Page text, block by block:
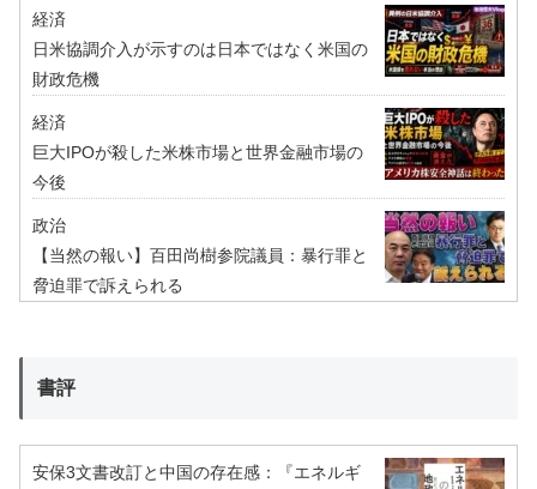
経済
日米協調介入が示すのは日本ではなく米国の
財政危機
経済
巨大IPOが殺した米株市場と世界金融市場の
今後
政治
【当然の報い】百田尚樹参院議員：暴行罪と
脅迫罪で訴えられる
書評
安保3文書改訂と中国の存在感：『エネルギ